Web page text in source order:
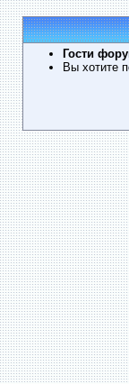
Гости
Вы хотите